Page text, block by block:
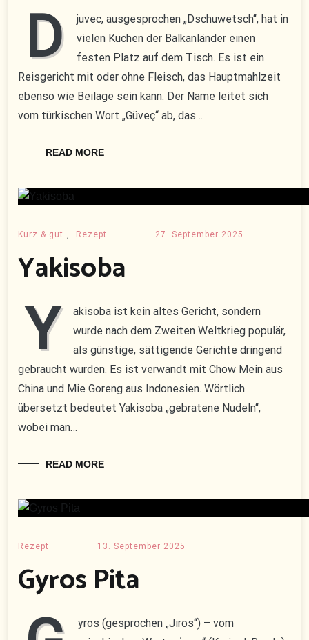
D
juvec, ausgesprochen „Dschuwetsch“, hat in
vielen Küchen der Balkanländer einen
festen Platz auf dem Tisch. Es ist ein
Reisgericht mit oder ohne Fleisch, das Hauptmahlzeit
ebenso wie Beilage sein kann. Der Name leitet sich
vom türkischen Wort „Güveç“ ab, das…
READ MORE
Kurz & gut Rezept 27. September 2025
Yakisoba
Y
akisoba ist kein altes Gericht, sondern
wurde nach dem Zweiten Weltkrieg populär,
als günstige, sättigende Gerichte dringend
gebraucht wurden. Es ist verwandt mit Chow Mein aus
China und Mie Goreng aus Indonesien. Wörtlich
übersetzt bedeutet Yakisoba „gebratene Nudeln“,
wobei man…
READ MORE
Rezept 13. September 2025
Gyros Pita
yros (gesprochen „Jiros“) – vom